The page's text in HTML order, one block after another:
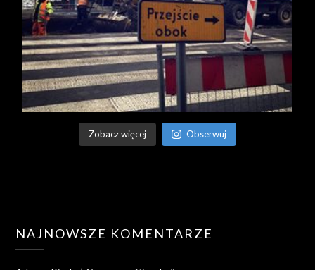
Zobacz więcej Obserwuj
NAJNOWSZE KOMENTARZE